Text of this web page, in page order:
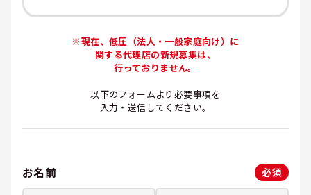
※現在、低圧（法人・一般家庭向け）に
関する代理店の新規募集は、
行っておりません。
以下のフォームより必要事項を
入力・送信してください。
お名前 必須